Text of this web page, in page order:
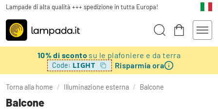
Lampade di alta qualità +++ spedizione in tutta Europa!
10% di sconto su le plafoniere e da terra
Code: LIGHT Risparmia ora
Torna alla home / Illuminazione esterna / Balcone
Balcone